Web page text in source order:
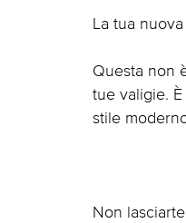
La tua
Questa non
tue valigie.
stile
Non